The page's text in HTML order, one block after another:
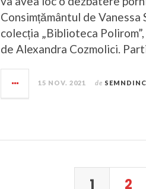
Consimțământul de
colecția „Biblioteca
de Alexandra Cozmolici.
15 NOV. 2021 de
1 2